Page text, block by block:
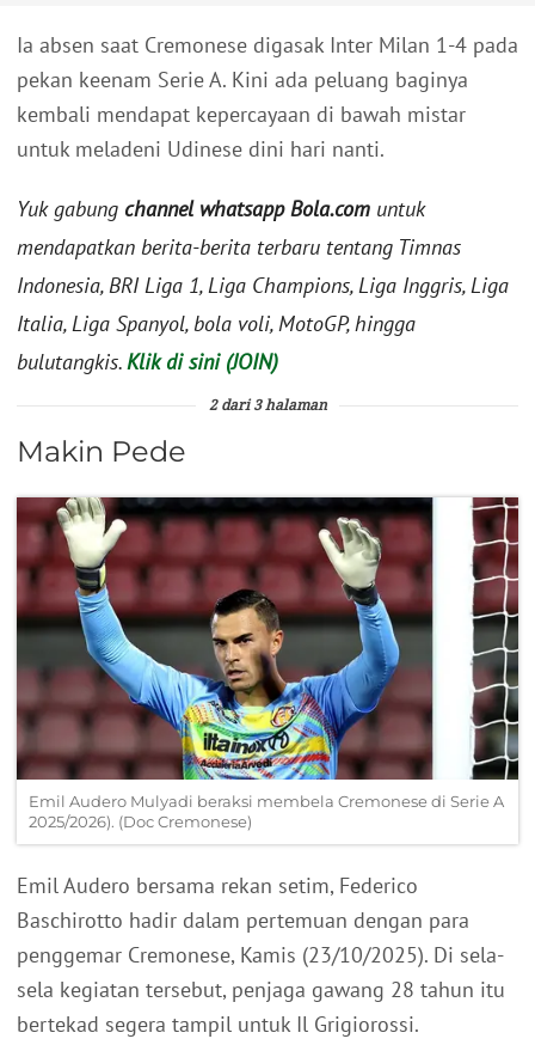
Ia absen saat Cremonese digasak Inter Milan 1-4 pada
pekan keenam Serie A. Kini ada peluang baginya
kembali mendapat kepercayaan di bawah mistar
untuk meladeni Udinese dini hari nanti.
Yuk gabung channel whatsapp Bola.com untuk
mendapatkan berita-berita terbaru tentang Timnas
Indonesia, BRI Liga 1, Liga Champions, Liga Inggris, Liga
Italia, Liga Spanyol, bola voli, MotoGP, hingga
bulutangkis.Klik di sini (JOIN)
2 dari 3 halaman
Makin Pede
Emil Audero Mulyadi beraksi membela Cremonese di Serie A
2025/2026). (Doc Cremonese)
Emil Audero bersama rekan setim, Federico
Baschirotto hadir dalam pertemuan dengan para
penggemar Cremonese, Kamis (23/10/2025). Di sela-
sela kegiatan tersebut, penjaga gawang 28 tahun itu
bertekad segera tampil untuk Il Grigiorossi.